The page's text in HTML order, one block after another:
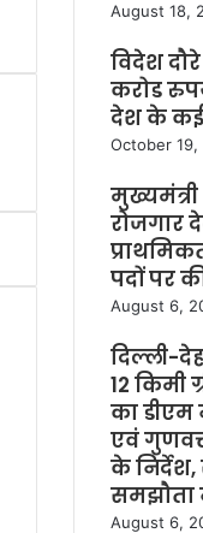
August 18,
विदेश
करोड
देश के कई
October 19,
रोजगार
पदों पर
August 6,
दिल्ली-
12 किमी
का डीएम
एवं
के
समझौता
August 6,